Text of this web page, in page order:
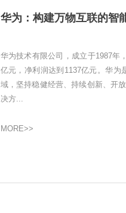
华为：构建万物互联的智
华为技术有限公司，成立于1987年
亿元，净利润达到1137亿元。华为
域，坚持稳健经营、持续创新、开
决方...
MORE>>